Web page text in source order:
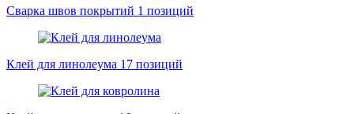
Сварка швов покрытий 1 позиций
Клей для линолеума 17 позиций